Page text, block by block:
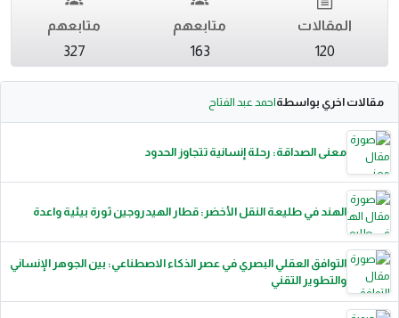
المقالات
120
متابعهم
163
متابعهم
327
مقالات اخري بواسطةاحمد عبد الفتاح
معنى الصداقة: رحلة إنسانية تتجاوز الحدود
الهند في طليعة النقل الأخضر: قطار الهيدروجين ثورة بيئية واعدة
التوافق العقلي البصري في عصر الذكاء الاصطناعي: بين الجوهر الإنساني
والتطوير التقني